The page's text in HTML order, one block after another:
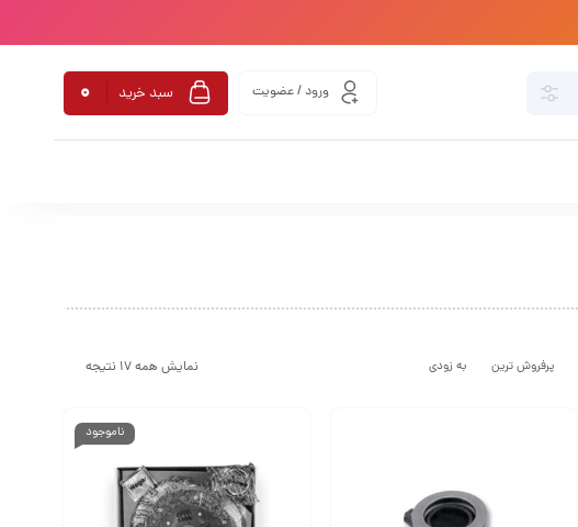
ورود / عضویت سبد خرید 0
نمایش همه 17 نتیجه پرفروش ترین به زودی
ناموجود